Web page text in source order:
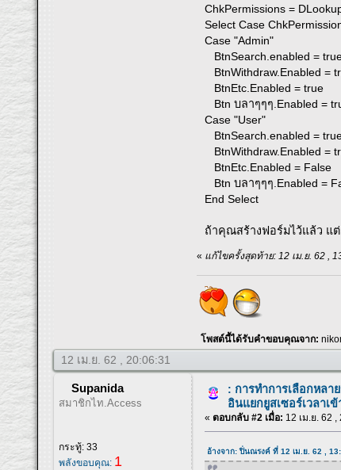
ChkPermissions =
Select Case
Case "Admin"
BtnSearch.enabled =
BtnWithdraw.Enabled =
BtnEtc.Enabled = true
Btn บลาๆๆๆ.Enabled =
Case "User"
BtnSearch.enabled =
BtnWithdraw.Enabled =
BtnEtc.Enabled = False
Btn บลาๆๆๆ.Enabled =
End Select
ถ้าคุณสร้างฟอร์มไว้แล้ว แต่
« แก้ไขครั้งสุดท้าย: 12 เม.ย. 62 ,
โพสต์นี้ได้รับคำขอบคุณจาก:
12 เม.ย. 62 , 20:06:31
Supanida
สมาชิกไท.Access
กระทู้: 33
พลังขอบคุณ: 1
: การทำการเลือกหลา
อินแยกยูสเซอร์เวลาเ
« ตอบกลับ #2 เมื่อ: 12 เม.ย. 62
อ้างจาก: ปิ่นณรงค์ ที่ 12 เม.ย. 62 ,